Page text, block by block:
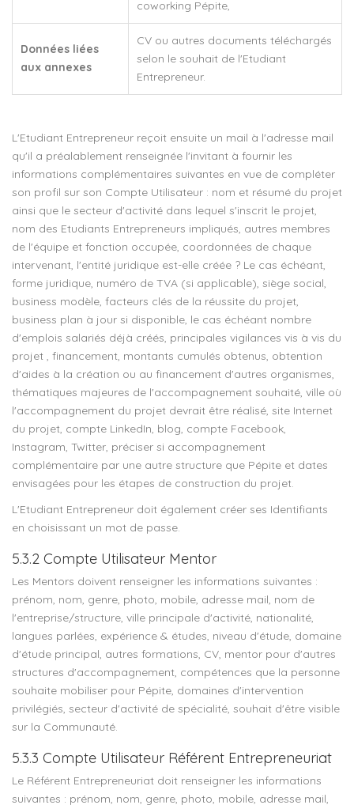
coworking Pépite,
Données liées
aux annexes
CV ou autres documents téléchargés
selon le souhait de l'Etudiant
Entrepreneur.
L'Etudiant Entrepreneur reçoit ensuite un mail à l'adresse mail
qu'il a préalablement renseignée l'invitant à fournir les
informations complémentaires suivantes en vue de compléter
son profil sur son Compte Utilisateur : nom et résumé du projet
ainsi que le secteur d'activité dans lequel s'inscrit le projet,
nom des Etudiants Entrepreneurs impliqués, autres membres
de l'équipe et fonction occupée, coordonnées de chaque
intervenant, l'entité juridique est-elle créée ? Le cas échéant,
forme juridique, numéro de TVA (si applicable), siège social,
business modèle, facteurs clés de la réussite du projet,
business plan à jour si disponible, le cas échéant nombre
d'emplois salariés déjà créés, principales vigilances vis à vis du
projet , financement, montants cumulés obtenus, obtention
d'aides à la création ou au financement d'autres organismes,
thématiques majeures de l'accompagnement souhaité, ville où
l'accompagnement du projet devrait être réalisé, site Internet
du projet, compte LinkedIn, blog, compte Facebook,
Instagram, Twitter, préciser si accompagnement
complémentaire par une autre structure que Pépite et dates
envisagées pour les étapes de construction du projet.
L'Etudiant Entrepreneur doit également créer ses Identifiants
en choisissant un mot de passe.
5.3.2 Compte Utilisateur Mentor
Les Mentors doivent renseigner les informations suivantes :
prénom, nom, genre, photo, mobile, adresse mail, nom de
l'entreprise/structure, ville principale d'activité, nationalité,
langues parlées, expérience & études, niveau d'étude, domaine
d'étude principal, autres formations, CV, mentor pour d'autres
structures d'accompagnement, compétences que la personne
souhaite mobiliser pour Pépite, domaines d'intervention
privilégiés, secteur d'activité de spécialité, souhait d'être visible
sur la Communauté.
5.3.3 Compte Utilisateur Référent Entrepreneuriat
Le Référent Entrepreneuriat doit renseigner les informations
suivantes : prénom, nom, genre, photo, mobile, adresse mail,